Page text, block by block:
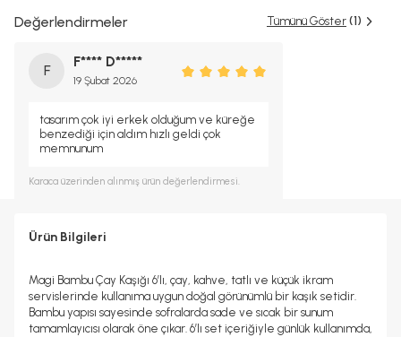
Değerlendirmeler Tümünü Göster (1)
F
F**** D*****
19 Şubat 2026
tasarım çok iyi erkek olduğum ve küreğe
benzediği için aldım hızlı geldi çok
memnunum
Karaca üzerinden alınmış ürün değerlendirmesi.
Ürün Bilgileri
Magi Bambu Çay Kaşığı 6’lı, çay, kahve, tatlı ve küçük ikram
servislerinde kullanıma uygun doğal görünümlü bir kaşık setidir.
Bambu yapısı sayesinde sofralarda sade ve sıcak bir sunum
tamamlayıcısı olarak öne çıkar. 6’lı set içeriğiyle günlük kullanımda,